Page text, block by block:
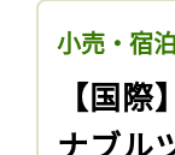
小売・宿
【国
ナブル